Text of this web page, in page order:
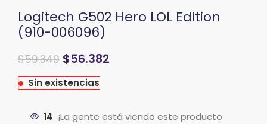
Logitech G502 Hero LOL Edition
(910-006096)
El
original
$59.349El
actual
$56.382
Sin existencias
14 ¡La gente está viendo este producto